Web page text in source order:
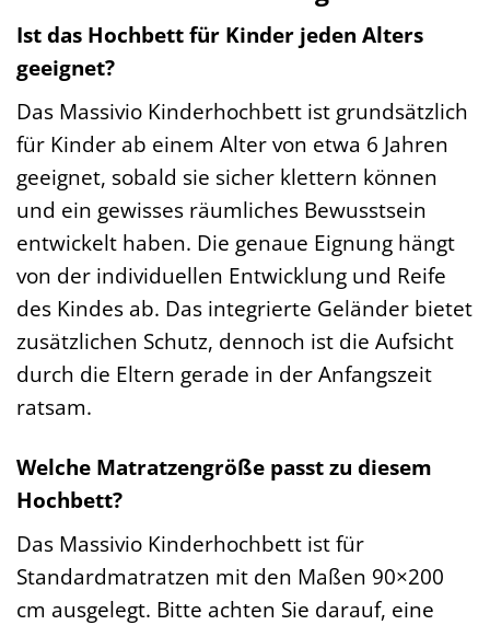
Ist das Hochbett für Kinder jeden Alters
geeignet?
Das Massivio Kinderhochbett ist grundsätzlich
für Kinder ab einem Alter von etwa 6 Jahren
geeignet, sobald sie sicher klettern können
und ein gewisses räumliches Bewusstsein
entwickelt haben. Die genaue Eignung hängt
von der individuellen Entwicklung und Reife
des Kindes ab. Das integrierte Geländer bietet
zusätzlichen Schutz, dennoch ist die Aufsicht
durch die Eltern gerade in der Anfangszeit
ratsam.
Welche Matratzengröße passt zu diesem
Hochbett?
Das Massivio Kinderhochbett ist für
Standardmatratzen mit den Maßen 90×200
cm ausgelegt. Bitte achten Sie darauf, eine